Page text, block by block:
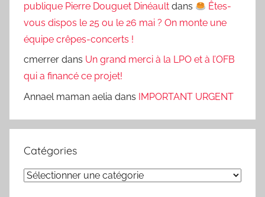
publique Pierre Douguet Dinéault dans
Êtes-
vous dispos le 25 ou le 26 mai ? On monte une
équipe crêpes-concerts !
cmerrer dans Un grand merci à la LPO et à l’OFB
qui a financé ce projet!
Annael maman aelia dans IMPORTANT URGENT
Catégories
Catégories